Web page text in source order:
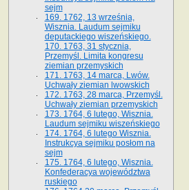
sejm
169. 1762, 13 września,
Wisznia. Laudum sejmiku
deputackiego wiszeńskiego.
170. 1763, 31 stycznia,
Przemyśl. Limita kongresu
ziemian przemyskich
171. 1763, 14 marca, Lwów.
Uchwały ziemian lwowskich
172. 1763, 28 marca, Przemyśl.
Uchwały ziemian przemyskich
173. 1764, 6 lutego, Wisznia.
Laudum sejmiku wiszeńskiego
174. 1764, 6 lutego Wisznia.
Instrukcya sejmiku posłom na
sejm
175. 1764, 6 lutego, Wisznia.
Konfederacya województwa
ruskiego